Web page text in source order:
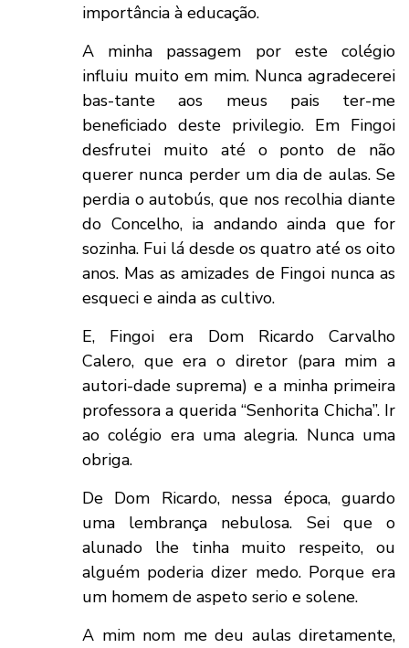
importância à educação.
A minha passagem por este colégio
influiu muito em mim. Nunca agradecerei
bas-tante aos meus pais ter-me
beneficiado deste privilegio. Em Fingoi
desfrutei muito até o ponto de não
querer nunca perder um dia de aulas. Se
perdia o autobús, que nos recolhia diante
do Concelho, ia andando ainda que for
sozinha. Fui lá desde os quatro até os oito
anos. Mas as amizades de Fingoi nunca as
esqueci e ainda as cultivo.
E, Fingoi era Dom Ricardo Carvalho
Calero, que era o diretor (para mim a
autori-dade suprema) e a minha primeira
professora a querida “Senhorita Chicha”. Ir
ao colégio era uma alegria. Nunca uma
obriga.
De Dom Ricardo, nessa época, guardo
uma lembrança nebulosa. Sei que o
alunado lhe tinha muito respeito, ou
alguém poderia dizer medo. Porque era
um homem de aspeto serio e solene.
A mim nom me deu aulas diretamente,